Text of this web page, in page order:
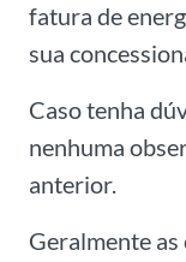
fatura de
sua
Caso tenha
nenhuma
anterior.
Geralmente